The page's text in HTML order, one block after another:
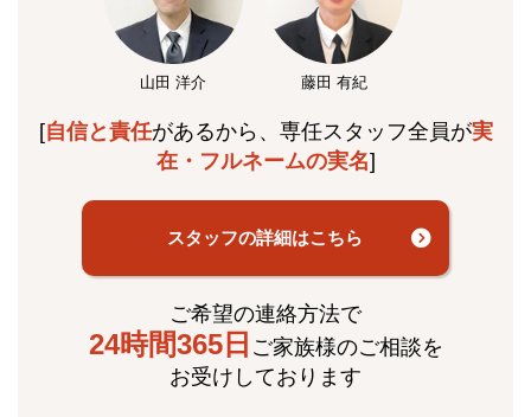
山田 洋介 藤田 有紀
[自信と責任があるから、専任スタッフ全員が実
在・フルネームの実名]
スタッフの詳細はこちら
ご希望の連絡方法で
24時間365日 ご家族様のご相談を
お受けしております